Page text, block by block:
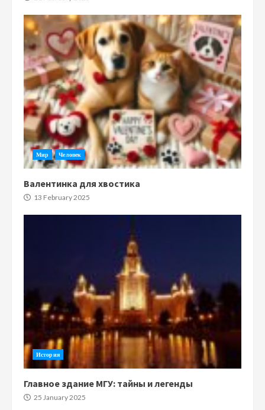
Мир Человек
Валентинка для хвостика
13 February 2025
История
Главное здание МГУ: тайны и легенды
25 January 2025